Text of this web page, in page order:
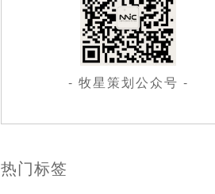
- 牧星策划公众号 -
热门标签